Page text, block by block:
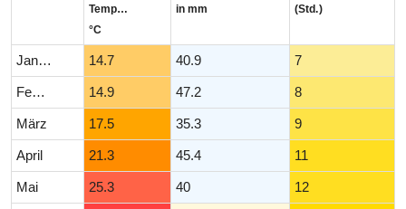
Temperatur
°C
in mm
(Std.)
Januar 14.7 40.9 7
Februar 14.9 47.2 8
März 17.5 35.3 9
April 21.3 45.4 11
Mai 25.3 40 12